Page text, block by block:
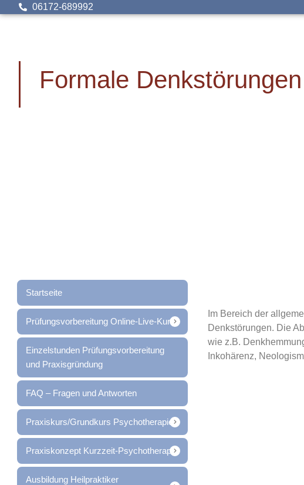
06172-689992
Formale Denkstörungen
Startseite
Prüfungsvorbereitung Online-Live-Kurs
Einzelstunden Prüfungsvorbereitung
und Praxisgründung
FAQ – Fragen und Antworten
Praxiskurs/Grundkurs Psychotherapie
Praxiskonzept Kurzzeit-Psychotherapie
Ausbildung Heilpraktiker
Im Bereich der
Denkstörungen. Die
wie z.B.
Inkohärenz,